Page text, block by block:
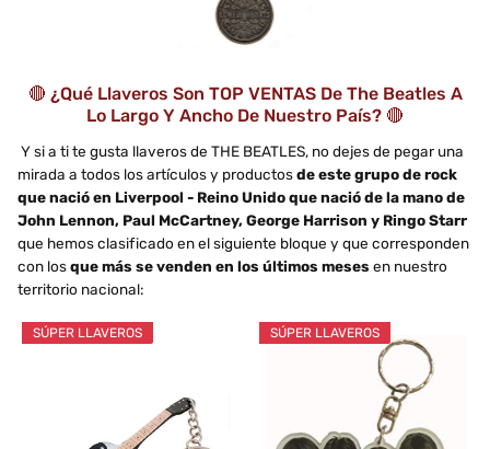
🔴 ¿Qué Llaveros Son TOP VENTAS De The Beatles A
Lo Largo Y Ancho De Nuestro País? 🔴
Y si a ti te gusta llaveros de THE BEATLES, no dejes de pegar una
mirada a todos los artículos y productosde este grupo de rock
que nació en Liverpool - Reino Unido que nació de la mano de
John Lennon, Paul McCartney, George Harrison y Ringo Starr
que hemos clasificado en el siguiente bloque y que corresponden
con losque más se venden en los últimos meses en nuestro
territorio nacional:
SÚPER LLAVEROS SÚPER LLAVEROS